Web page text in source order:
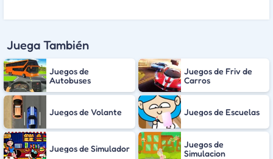
Juega También
Juegos de
Autobuses
Juegos de Friv de
Carros
Juegos de Volante Juegos de Escuelas
Juegos de Simulador
Juegos de
Simulacion